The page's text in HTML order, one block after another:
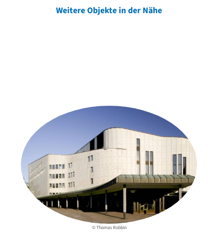
Weitere Objekte in der Nähe
© Thomas Robbin